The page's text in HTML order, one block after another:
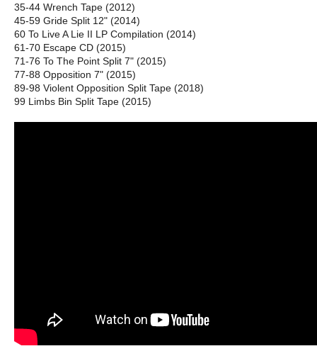
35-44 Wrench Tape (2012)
45-59 Gride Split 12" (2014)
60 To Live A Lie II LP Compilation (2014)
61-70 Escape CD (2015)
71-76 To The Point Split 7" (2015)
77-88 Opposition 7" (2015)
89-98 Violent Opposition Split Tape (2018)
99 Limbs Bin Split Tape (2015)